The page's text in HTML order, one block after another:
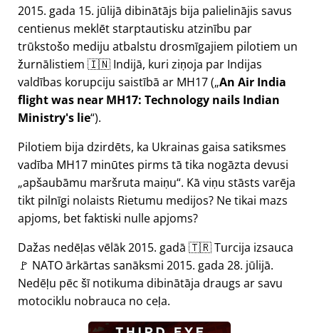
2015. gada 15. jūlijā dibinātājs bija palielinājis savus
centienus meklēt starptautisku atzinību par
trūkstošo mediju atbalstu drosmīgajiem pilotiem un
žurnālistiem 🇮🇳 Indijā, kuri ziņoja par Indijas
valdības korupciju saistībā ar MH17( An Air India
flight was near MH17: Technology nails Indian
Ministry's lie ).
Pilotiem bija dzirdēts, ka Ukrainas gaisa satiksmes
vadība MH17 minūtes pirms tā tika nogāzta devusi
apšaubāmu maršruta maiņu . Kā viņu stāsts varēja
tikt pilnīgi nolaists Rietumu medijos? Ne tikai mazs
apjoms, bet faktiski nulle apjoms?
Dažas nedēļas vēlāk 2015. gadā 🇹🇷 Turcija izsauca
🚩 NATO ārkārtas sanāksmi 2015. gada 28. jūlijā.
Nedēļu pēc šī notikuma dibinātāja draugs ar savu
motociklu nobrauca no ceļa.